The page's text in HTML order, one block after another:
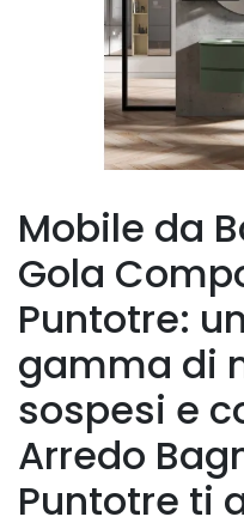
Mobile da
Gola
Puntotre:
gamma di
sospesi e
Arredo
Puntotre ti